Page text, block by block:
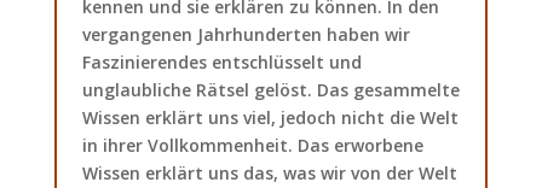
kennen und sie erklären zu können. In den
vergangenen Jahrhunderten haben wir
Faszinierendes entschlüsselt und
unglaubliche Rätsel gelöst. Das gesammelte
Wissen erklärt uns viel, jedoch nicht die Welt
in ihrer Vollkommenheit. Das erworbene
Wissen erklärt uns das, was wir von der Welt